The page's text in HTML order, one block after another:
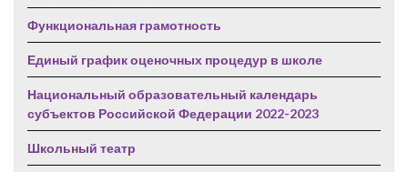
Функциональная грамотность
Единый график оценочных процедур в школе
Национальный образовательный календарь
субъектов Российской Федерации 2022-2023
Школьный театр